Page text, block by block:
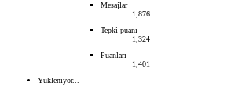
Mesajlar
1,876
Tepki puanı
1,324
Puanları
1,401
Yükleniyor...